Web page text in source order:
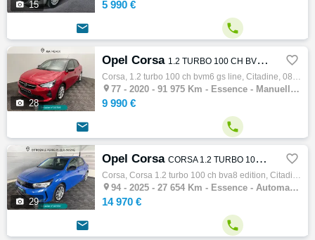
 15 5 990 €
 
 28
Opel Corsa 1.2 TURBO 100 CH BVM6 GS Line 
Corsa, 1.2 turbo 100 ch bvm6 gs line, Citadine, 08/2020, 100ch, 5cv, 91975 km, 5 portes, 5 places, Essence, Boite de vitesse manuelle, Dire…
 77 - 2020 - 91 975 Km - Essence - Manuelle - Citadine
9 990 €
 
 29
Opel Corsa CORSA 1.2 TURBO 100 CH BVA8 EDITION 
Corsa, Corsa 1.2 turbo 100 ch bva8 edition, Citadine, 01/2025, 100ch, 5cv, 27654 km, 5 portes, 5 places, Essence, Boite de vitesse automati…
 94 - 2025 - 27 654 Km - Essence - Automatique - Citadine
14 970 €
 